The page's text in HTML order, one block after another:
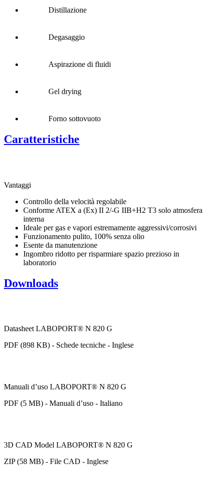
Distillazione
Degasaggio
Aspirazione di fluidi
Gel drying
Forno sottovuoto
Caratteristiche
Vantaggi
Controllo della velocità regolabile
Conforme ATEX a (Ex) II 2/-G IIB+H2 T3 solo atmosfera
interna
Ideale per gas e vapori estremamente aggressivi/corrosivi
Funzionamento pulito, 100% senza olio
Esente da manutenzione
Ingombro ridotto per risparmiare spazio prezioso in
laboratorio
Downloads
Datasheet LABOPORT® N 820 G
PDF (898 KB) - Schede tecniche - Inglese
Manuali d’uso LABOPORT® N 820 G
PDF (5 MB) - Manuali d’uso - Italiano
3D CAD Model LABOPORT® N 820 G
ZIP (58 MB) - File CAD - Inglese